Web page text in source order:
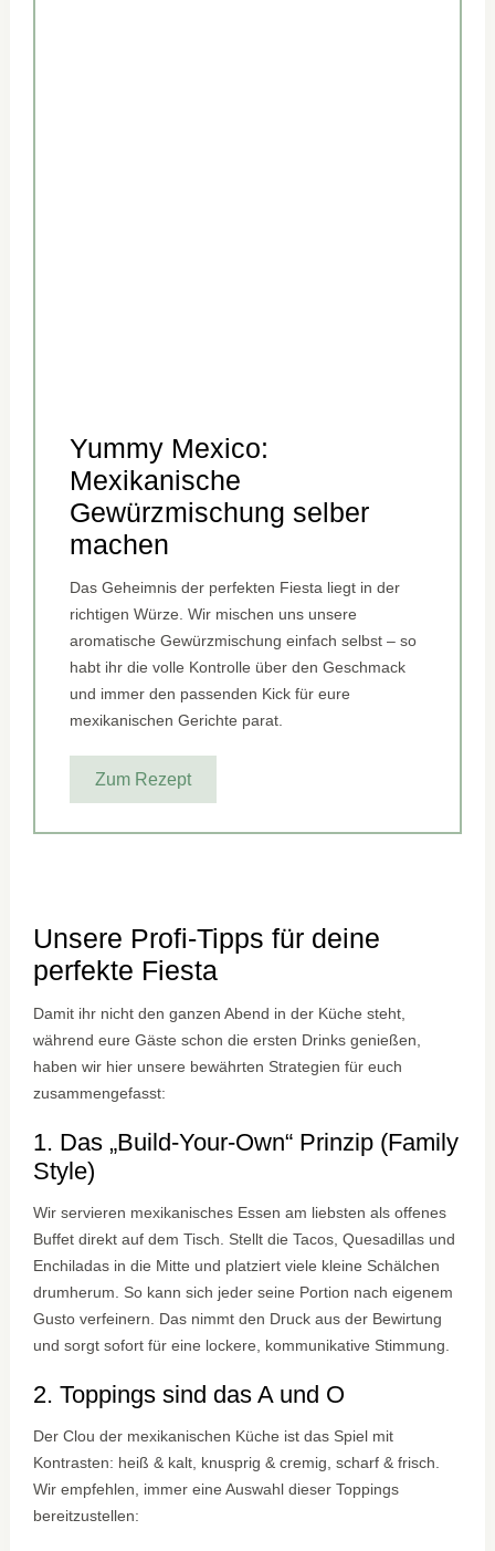
Yummy Mexico:
Mexikanische
Gewürzmischung selber
machen
Das Geheimnis der perfekten Fiesta liegt in der
richtigen Würze. Wir mischen uns unsere
aromatische Gewürzmischung einfach selbst – so
habt ihr die volle Kontrolle über den Geschmack
und immer den passenden Kick für eure
mexikanischen Gerichte parat.
Zum Rezept
Unsere Profi-Tipps für deine
perfekte Fiesta
Damit ihr nicht den ganzen Abend in der Küche steht,
während eure Gäste schon die ersten Drinks genießen,
haben wir hier unsere bewährten Strategien für euch
zusammengefasst:
1. Das „Build-Your-Own“ Prinzip (Family
Style)
Wir servieren mexikanisches Essen am liebsten als offenes
Buffet direkt auf dem Tisch. Stellt die Tacos, Quesadillas und
Enchiladas in die Mitte und platziert viele kleine Schälchen
drumherum. So kann sich jeder seine Portion nach eigenem
Gusto verfeinern. Das nimmt den Druck aus der Bewirtung
und sorgt sofort für eine lockere, kommunikative Stimmung.
2. Toppings sind das A und O
Der Clou der mexikanischen Küche ist das Spiel mit
Kontrasten: heiß & kalt, knusprig & cremig, scharf & frisch.
Wir empfehlen, immer eine Auswahl dieser Toppings
bereitzustellen: